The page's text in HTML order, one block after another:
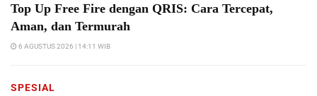
Top Up Free Fire dengan QRIS: Cara Tercepat,
Aman, dan Termurah
6 AGUSTUS 2026 | 14:11 WIB
SPESIAL